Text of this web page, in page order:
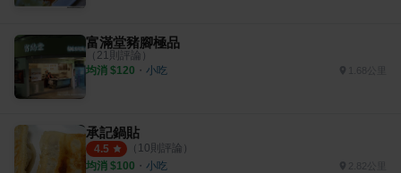
富滿堂豬腳極品
（ 21 則評論）
均消 $120 ・ 小吃
承記鍋貼
4.5 （ 10則評論）
均消 $100 ・ 小吃